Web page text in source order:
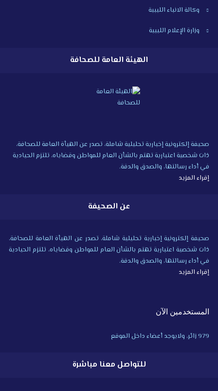
وكالة الانباء الليبية
وزارة الإعلام الليبية
الهيئة العامة للصحافة
صحيفة إلكترونية إخبارية تحليلية شاملة، تصدر عن الهيأة العامة للصحافة،
ذات شخصية اعتبارية تهتم بالشأن العام للمواطن وقضاياه، تلتزم الحيادية
في أداء رسالتها، والصدق والدقة.
إقراء المزيد
عن الصحيفة
صحيفة إلكترونية إخبارية تحليلية شاملة، تصدر عن الهيأة العامة للصحافة،
ذات شخصية اعتبارية تهتم بالشأن العام للمواطن وقضاياه، تلتزم الحيادية
في أداء رسالتها، والصدق والدقة.
إقراء المزيد
المستخدمين الآن
979 زائر، ولايوجد أعضاء داخل الموقع
للتواصل معنا مباشرة